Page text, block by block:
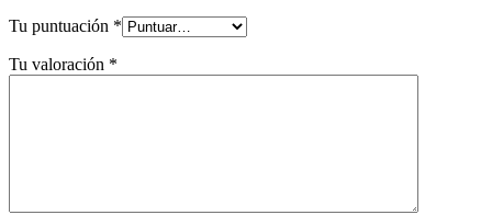
Tu puntuación *
Tu valoración *